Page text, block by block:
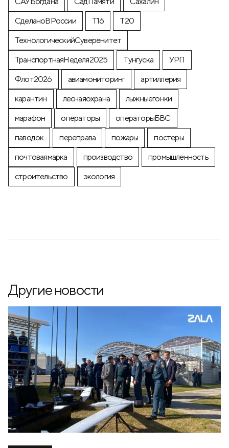
СделаноВРоссии
Т16
Т20
ТехнологическийСуверенитет
ТранспортнаяНеделя2025
Тунгуска
УРП
Флот2026
авиамониторинг
артиллерия
карантин
леснаяохрана
лыжныегонки
марафон
операторы
операторыБВС
паводок
переправа пожары
постеры
почтоваямарка
производство
промышленность
строительство
экология
Другие новости